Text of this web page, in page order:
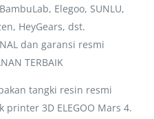
Elegoo, SUNLU,
HeyGears, dst.
dan garansi resmi
TERBAIK
tangki resin resmi
3D ELEGOO Mars 4.